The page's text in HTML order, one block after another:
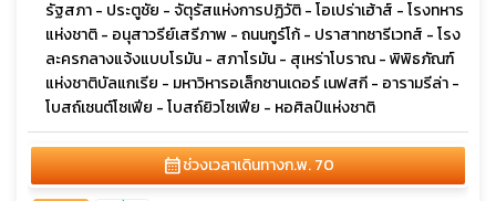
รัฐสภา - ประตูชัย - จัตุรัสแห่งการปฏิวัติ - โอเปร่าเฮ้าส์ - โรงทหาร
แห่งชาติ - อนุสาวรีย์เสรีภาพ - ถนนกูร์โก้ - ปราสาทซารีเวทส์ - โรง
ละครกลางแจ้งแบบโรมัน - สภาโรมัน - สุเหร่าโบราณ - พิพิธภัณฑ์
แห่งชาติบัลแกเรีย - มหาวิหารอเล็กซานเดอร์ เนฟสกี - อารามรีล่า -
โบสถ์เซนต์โซเฟีย - โบสถ์ยิวโซเฟีย - หอศิลป์แห่งชาติ
calendar_monthช่วงเวลาเดินทางก.พ. 70